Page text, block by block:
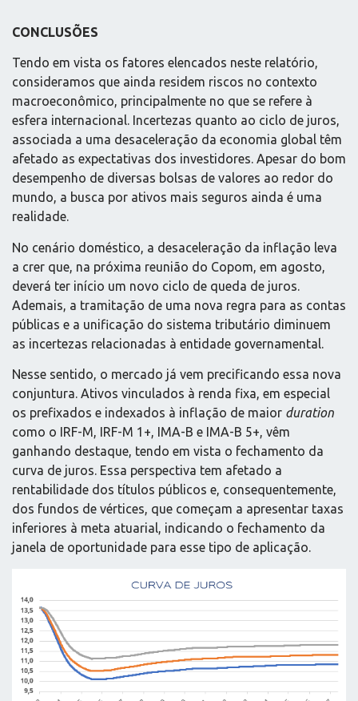
CONCLUSÕES
Tendo em vista os fatores elencados neste relatório,
consideramos que ainda residem riscos no contexto
macroeconômico, principalmente no que se refere à
esfera internacional. Incertezas quanto ao ciclo de juros,
associada a uma desaceleração da economia global têm
afetado as expectativas dos investidores. Apesar do bom
desempenho de diversas bolsas de valores ao redor do
mundo, a busca por ativos mais seguros ainda é uma
realidade.
No cenário doméstico, a desaceleração da inflação leva
a crer que, na próxima reunião do Copom, em agosto,
deverá ter início um novo ciclo de queda de juros.
Ademais, a tramitação de uma nova regra para as contas
públicas e a unificação do sistema tributário diminuem
as incertezas relacionadas à entidade governamental.
Nesse sentido, o mercado já vem precificando essa nova
conjuntura. Ativos vinculados à renda fixa, em especial
os prefixados e indexados à inflação de maior duration
como o IRF-M, IRF-M 1+, IMA-B e IMA-B 5+, vêm
ganhando destaque, tendo em vista o fechamento da
curva de juros. Essa perspectiva tem afetado a
rentabilidade dos títulos públicos e, consequentemente,
dos fundos de vértices, que começam a apresentar taxas
inferiores à meta atuarial, indicando o fechamento da
janela de oportunidade para esse tipo de aplicação.